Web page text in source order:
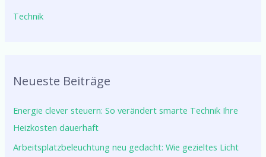
Technik
Neueste Beiträge
Energie clever steuern: So verändert smarte Technik Ihre
Heizkosten dauerhaft
Arbeitsplatzbeleuchtung neu gedacht: Wie gezieltes Licht